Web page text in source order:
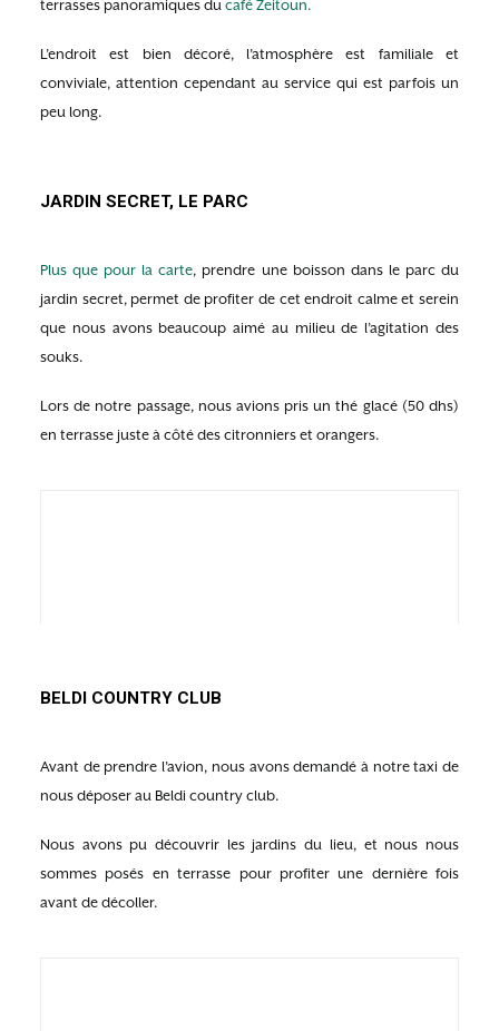
terrasses panoramiques du café Zeitoun.
L’endroit est bien décoré, l’atmosphère est familiale et
conviviale, attention cependant au service qui est parfois un
peu long.
JARDIN SECRET, LE PARC
Plus que pour la carte, prendre une boisson dans le parc du
jardin secret, permet de profiter de cet endroit calme et serein
que nous avons beaucoup aimé au milieu de l’agitation des
souks.
Lors de notre passage, nous avions pris un thé glacé (50 dhs)
en terrasse juste à côté des citronniers et orangers.
BELDI COUNTRY CLUB
Avant de prendre l’avion, nous avons demandé à notre taxi de
nous déposer au Beldi country club.
Nous avons pu découvrir les jardins du lieu, et nous nous
sommes posés en terrasse pour profiter une dernière fois
avant de décoller.